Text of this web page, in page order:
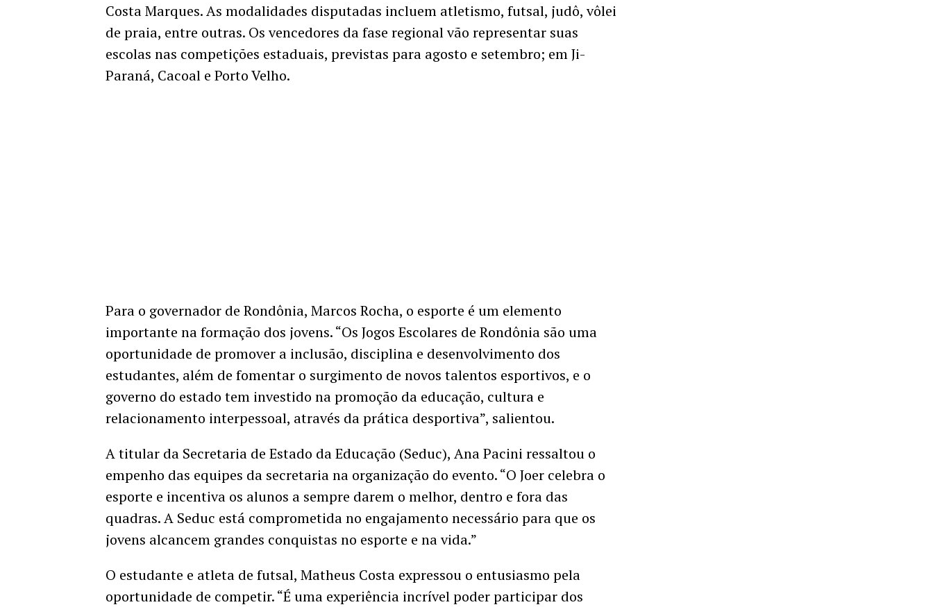
Costa Marques. As modalidades disputadas incluem atletismo, futsal, judô, vôlei
de praia, entre outras. Os vencedores da fase regional vão representar suas
escolas nas competições estaduais, previstas para agosto e setembro; em Ji-
Paraná, Cacoal e Porto Velho.
Para o governador de Rondônia, Marcos Rocha, o esporte é um elemento
importante na formação dos jovens. “Os Jogos Escolares de Rondônia são uma
oportunidade de promover a inclusão, disciplina e desenvolvimento dos
estudantes, além de fomentar o surgimento de novos talentos esportivos, e o
governo do estado tem investido na promoção da educação, cultura e
relacionamento interpessoal, através da prática desportiva”, salientou.
A titular da Secretaria de Estado da Educação (Seduc), Ana Pacini ressaltou o
empenho das equipes da secretaria na organização do evento. “O Joer celebra o
esporte e incentiva os alunos a sempre darem o melhor, dentro e fora das
quadras. A Seduc está comprometida no engajamento necessário para que os
jovens alcancem grandes conquistas no esporte e na vida.”
O estudante e atleta de futsal, Matheus Costa expressou o entusiasmo pela
oportunidade de competir. “É uma experiência incrível poder participar dos